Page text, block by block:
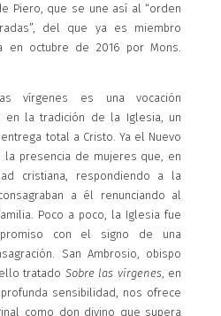
Piero, que se une así al “orden
del que ya es miembro
en octubre de 2016 por Mons.
vírgenes es una vocación
en la tradición de la Iglesia, un
total a Cristo. Ya el Nuevo
la presencia de mujeres que, en
cristiana, respondiendo a la
a él renunciando al
Poco a poco, la Iglesia fue
con el signo de una
San Ambrosio, obispo
tratado Sobre las vírgenes, en
sensibilidad, nos ofrece
como don divino que supera